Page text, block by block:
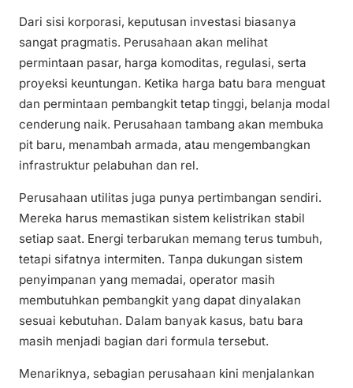
Dari sisi korporasi, keputusan investasi biasanya
sangat pragmatis. Perusahaan akan melihat
permintaan pasar, harga komoditas, regulasi, serta
proyeksi keuntungan. Ketika harga batu bara menguat
dan permintaan pembangkit tetap tinggi, belanja modal
cenderung naik. Perusahaan tambang akan membuka
pit baru, menambah armada, atau mengembangkan
infrastruktur pelabuhan dan rel.
Perusahaan utilitas juga punya pertimbangan sendiri.
Mereka harus memastikan sistem kelistrikan stabil
setiap saat. Energi terbarukan memang terus tumbuh,
tetapi sifatnya intermiten. Tanpa dukungan sistem
penyimpanan yang memadai, operator masih
membutuhkan pembangkit yang dapat dinyalakan
sesuai kebutuhan. Dalam banyak kasus, batu bara
masih menjadi bagian dari formula tersebut.
Menariknya, sebagian perusahaan kini menjalankan